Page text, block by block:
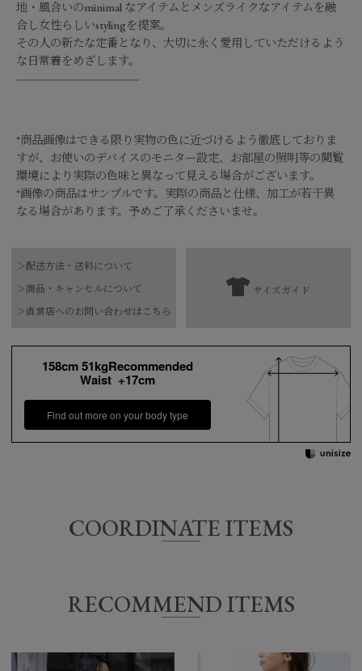
地・風合いのminimal なアイテムとメンズライクなアイテムを融
合し女性らしいstylingを提案。
その人の新たな定番となり、大切に永く愛用していただけるよう
な日常着をめざします。
--------------------------------------
*商品画像はできる限り実物の色に近づけるよう徹底しておりま
すが、お使いのデバイスのモニター設定、お部屋の照明等の閲覧
環境により実際の色味と異なって見える場合がございます。
*画像の商品はサンプルです。実際の商品と仕様、加工が若干異
なる場合があります。予めご了承くださいませ。
素材
素材特性：接触冷感/UVカット
お手入れ方法
水洗い可
素材特性：接触冷感・UVカット
*詳しくは商品の洗濯表示にてご確認をお願
い致します。
原産国
日本
着丈 身幅 肩幅
【お届け希望日につきまして】
※最短日のお届けとなります。
通常は、平日営業日2～4日以内の発送となります。
また連休時、セール時期などはご希望に添えない場合がございま
す。
予めご了承くださいませ。
＞配送方法・送料について
＞商品・キャンセルについて
＞直営店へのお問い合わせはこちら
サイズガイド
158cm 51kgRecommended
Waist +17cm
Find out more on your body type
COORDINATE ITEMS
RECOMMEND ITEMS